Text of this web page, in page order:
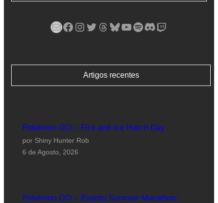
Mail Facebook Instagram Twitter Threads Bluesky YouTube Spotify Discord Twitch
Artigos recentes
Pokémon GO – Fire and Ice Hatch Day
por Shiny Hunter Rob
6 de Agosto, 2026
Pokémon GO – Evento Summer Marathon: